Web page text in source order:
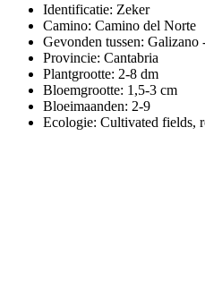
Identificatie: Zeker
Camino: Camino del Norte
Gevonden tussen: Galizano
Provincie: Cantabria
Plantgrootte: 2-8 dm
Bloemgrootte: 1,5-3 cm
Bloeimaanden: 2-9
Ecologie: Cultivated fields,